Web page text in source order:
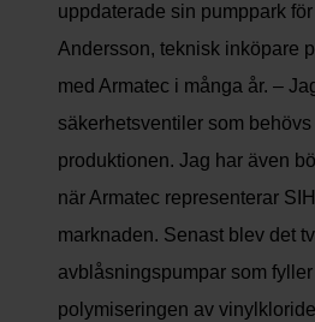
uppdaterade sin pumppark
Andersson, teknisk inköpare
med Armatec i många år. –
säkerhetsventiler som
produktionen. Jag har även
när Armatec representerar
marknaden. Senast blev det
avblåsningspumpar som
polymiseringen av